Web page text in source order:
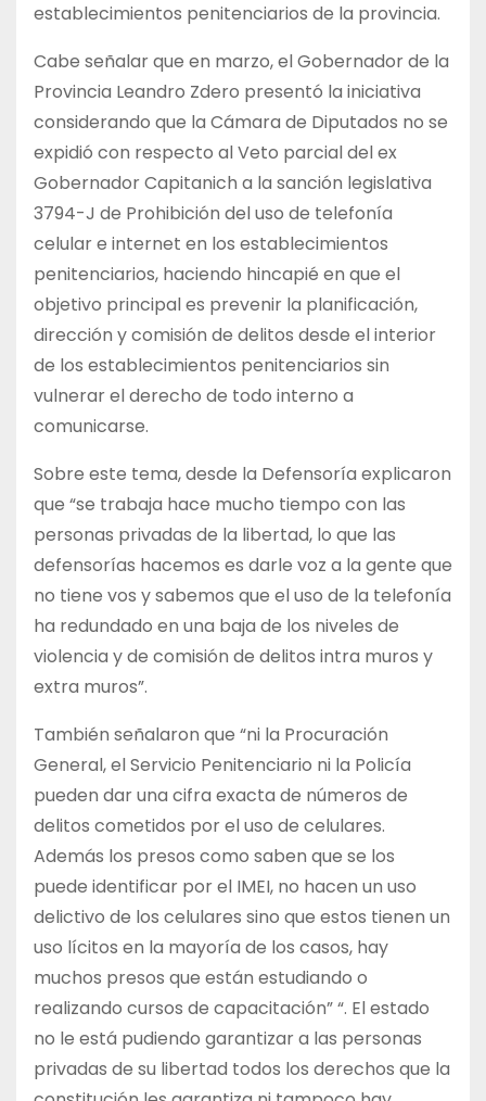
establecimientos penitenciarios de la provincia.
Cabe señalar que en marzo, el Gobernador de la
Provincia Leandro Zdero presentó la iniciativa
considerando que la Cámara de Diputados no se
expidió con respecto al Veto parcial del ex
Gobernador Capitanich a la sanción legislativa
3794-J de Prohibición del uso de telefonía
celular e internet en los establecimientos
penitenciarios, haciendo hincapié en que el
objetivo principal es prevenir la planificación,
dirección y comisión de delitos desde el interior
de los establecimientos penitenciarios sin
vulnerar el derecho de todo interno a
comunicarse.
Sobre este tema, desde la Defensoría explicaron
que “se trabaja hace mucho tiempo con las
personas privadas de la libertad, lo que las
defensorías hacemos es darle voz a la gente que
no tiene vos y sabemos que el uso de la telefonía
ha redundado en una baja de los niveles de
violencia y de comisión de delitos intra muros y
extra muros”.
También señalaron que “ni la Procuración
General, el Servicio Penitenciario ni la Policía
pueden dar una cifra exacta de números de
delitos cometidos por el uso de celulares.
Además los presos como saben que se los
puede identificar por el IMEI, no hacen un uso
delictivo de los celulares sino que estos tienen un
uso lícitos en la mayoría de los casos, hay
muchos presos que están estudiando o
realizando cursos de capacitación” “. El estado
no le está pudiendo garantizar a las personas
privadas de su libertad todos los derechos que la